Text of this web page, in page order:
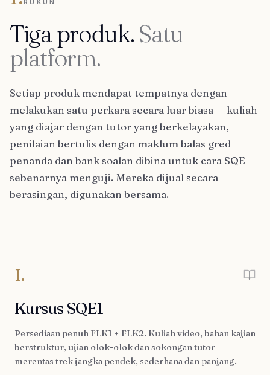
RUKUN
Tiga produk. Satu
platform.
Setiap produk mendapat tempatnya dengan
melakukan satu perkara secara luar biasa — kuliah
yang diajar dengan tutor yang berkelayakan,
penilaian bertulis dengan maklum balas gred
penanda dan bank soalan dibina untuk cara SQE
sebenarnya menguji. Mereka dijual secara
berasingan, digunakan bersama.
I.
Kursus SQE1
Persediaan penuh FLK1 + FLK2. Kuliah video, bahan kajian
berstruktur, ujian olok-olok dan sokongan tutor
merentas trek jangka pendek, sederhana dan panjang.